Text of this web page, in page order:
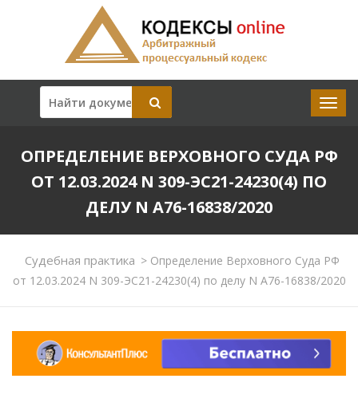
ОПРЕДЕЛЕНИЕ ВЕРХОВНОГО СУДА РФ
ОТ 12.03.2024 N 309-ЭС21-24230(4) ПО
ДЕЛУ N А76-16838/2020
Судебная практика >Определение Верховного Суда РФ
от 12.03.2024 N 309-ЭС21-24230(4) по делу N А76-16838/2020